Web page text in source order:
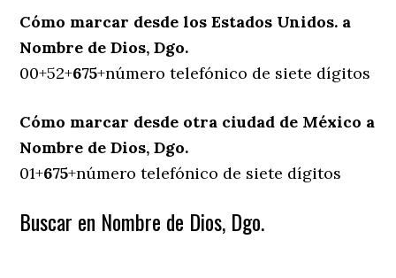
Cómo marcar desde los Estados Unidos. a
Nombre de Dios, Dgo.
00+52+675+número telefónico de siete dígitos
Cómo marcar desde otra ciudad de México a
Nombre de Dios, Dgo.
01+675+número telefónico de siete dígitos
Buscar en Nombre de Dios, Dgo.